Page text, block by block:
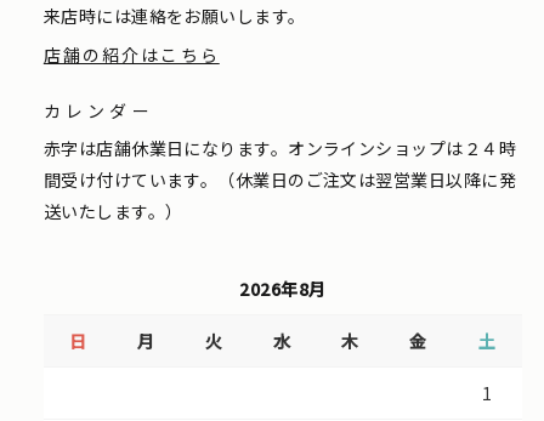
来店時には連絡をお願いします。
店舗の紹介はこちら
カレンダー
赤字は店舗休業日になります。オンラインショップは２４時
間受け付けています。（休業日のご注文は翌営業日以降に発
送いたします。）
2026年8月
日 月 火 水 木 金 土
1